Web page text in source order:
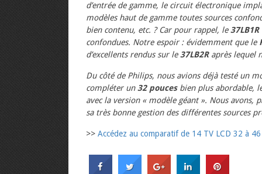
d’entrée de gamme, le circuit électronique
modèles haut de gamme toutes sources
bien contenu, etc. ? Car pour rappel, le37LB1R
confondues. Notre espoir : évidemment que le
d’excellents rendus sur le37LB2Raprès lequel
Du côté de Philips, nous avions déjà testé un
compléter un32 poucesbien plus abordable,
avec la version « modèle géant ». Nous avons,
sa très bonne gestion des différentes sources
>> Accédez au comparatif de 14 TV LCD 32 à